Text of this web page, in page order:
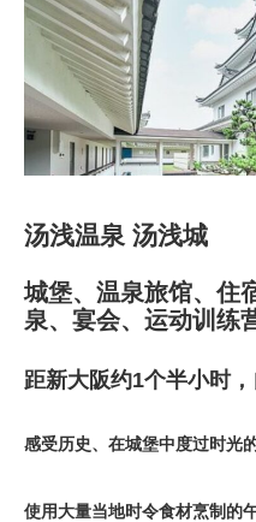
汤浅温泉 汤浅城
城堡、温泉旅馆、住
泉、宴会、运动训练
距新大阪约1个半小时
感受历史、在城堡中度过时光
使用大量当地时令食材烹制的